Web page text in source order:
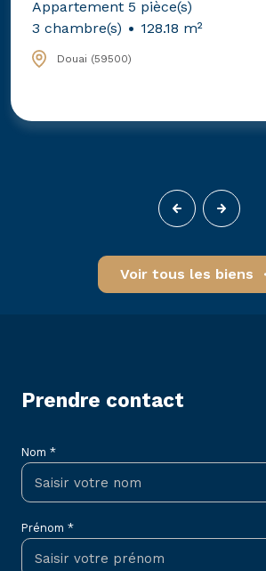
Appartement 5 pièce(s)
3 chambre(s)
128.18 m²
Douai (59500)
Voir tous les biens
prendre contact
Nom *
Prénom *